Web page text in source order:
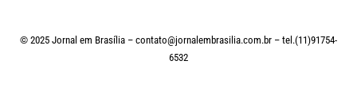
© 2025 Jornal em Brasília – contato@jornalembrasilia.com.br – tel.(11)91754-
6532